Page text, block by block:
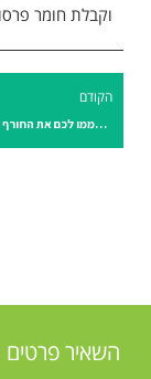
וקבלת חומר
הקודם
3 מתכוני מרקים “שורפי שומן” שיחממו לכם את החורף (בלי ייסורי מצפון)
השאיר פרטים